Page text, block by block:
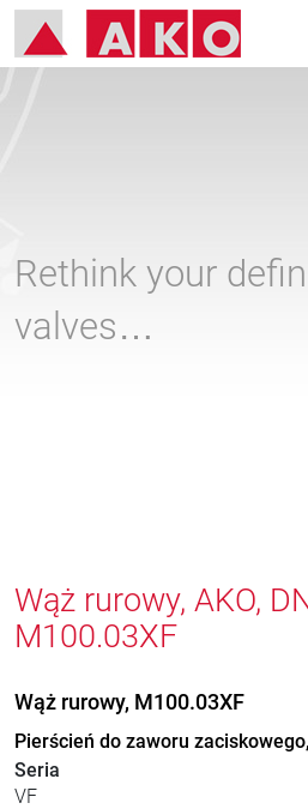
Rethink your
valves…
Wąż rurowy, AKO,
M100.03XF
Wąż rurowy, M100.03XF
Pierścień do zaworu
Seria
VF